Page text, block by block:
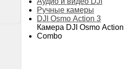
DJI Mini 4 Pro
РЭБ
Ручные камеры
DJI Osmo Action 3
Камера DJI Osmo Action
Combo